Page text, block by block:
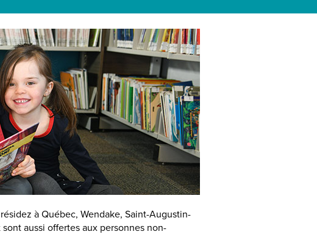
à Québec, Wendake, Saint-Augustin-
aussi offertes aux personnes non-